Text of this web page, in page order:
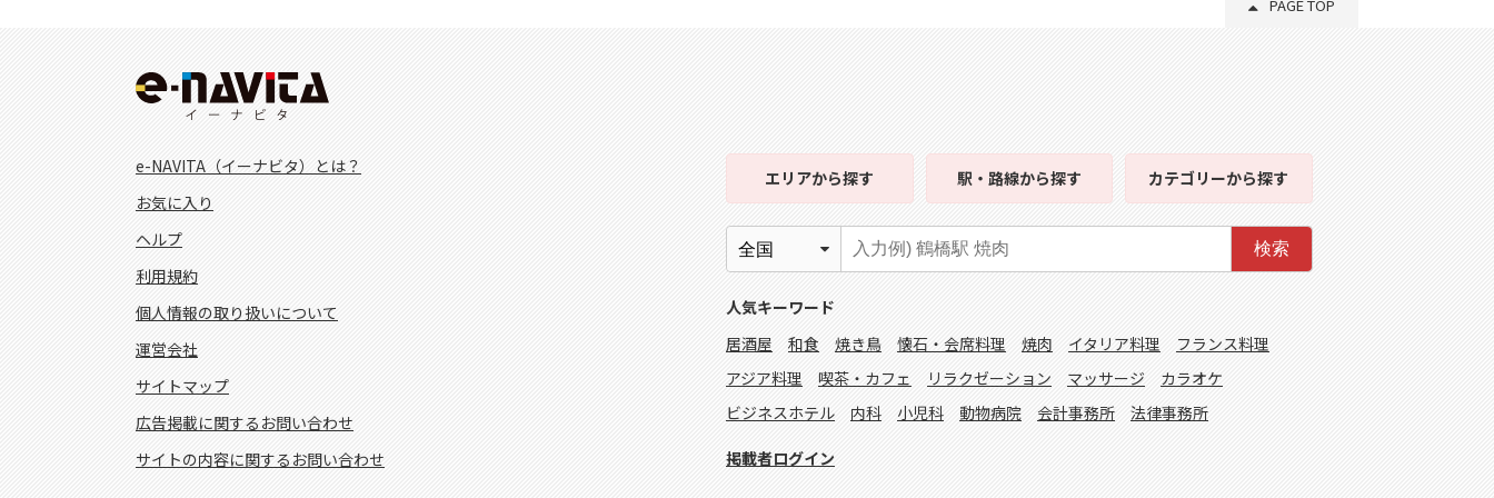
PAGE TOP
e-NAVITA（イーナビタ）とは？
お気に入り
ヘルプ
利用規約
個人情報の取り扱いについて
運営会社
サイトマップ
広告掲載に関するお問い合わせ
サイトの内容に関するお問い合わせ
エリアから探す 駅・路線から探す カテゴリーから探す
検索
人気キーワード
居酒屋
和食 焼き鳥 懐石・会席料理 焼肉 イタリア料理
フランス料理
アジア料理
喫茶・カフェ リラクゼーション マッサージ
カラオケ
ビジネスホテル
内科 小児科 動物病院 会計事務所 法律事務所
掲載者ログイン